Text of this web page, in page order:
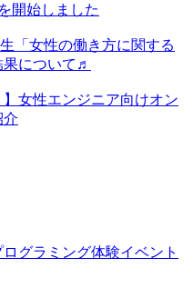
開始しました
「女性の働き方に関する
果について♬
】女性エンジニア向けオン
介
グラミング体験イベント